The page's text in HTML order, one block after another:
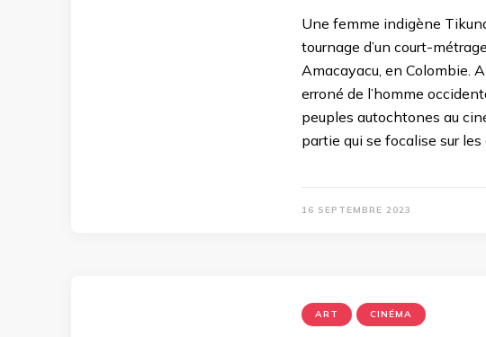
Une femme indigène
tournage d’un court-
Amacayacu, en Colombie.
erroné de l’homme
peuples autochtones au
partie qui se focalise sur
16 SEPTEMBRE 2023
ART CINÉMA